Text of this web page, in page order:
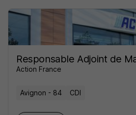
Responsable Adjoint de
Action France
Avignon - 84 CDI